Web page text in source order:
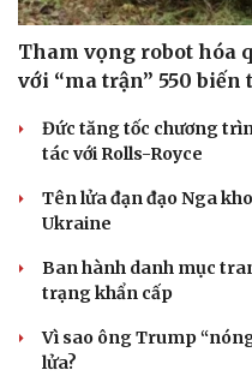
Tham vọng robot hóa
với “ma trận” 550 biến
Đức tăng tốc chương
tác với Rolls-Royce
Tên lửa đạn đạo Nga
Ukraine
Ban hành danh mục
trạng khẩn cấp
Vì sao ông Trump
lửa?